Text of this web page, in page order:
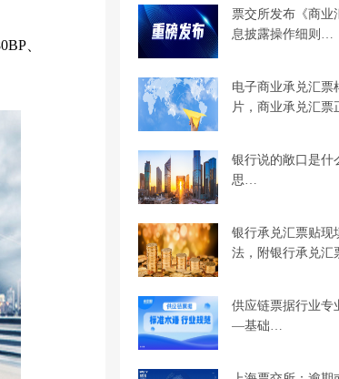
、
票交所发布《商业
息披露操作细则…
电子商业承兑汇票
片，商业承兑汇
银行说的敞口是什
思…
银行承兑汇票贴现
法，附银行承兑
供应链票据行业专
—基础…